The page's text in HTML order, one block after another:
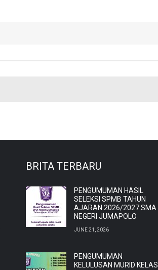
BRITA TERBARU
PENGUMUMAN HASIL
SELEKSI SPMB TAHUN
AJARAN 2026/2027 SMA
NEGERI JUMAPOLO
JUNE 21, 2026
PENGUMUMAN
KELULUSAN MURID KELAS